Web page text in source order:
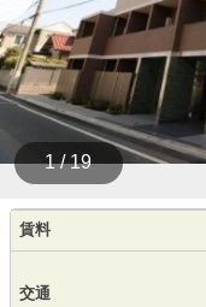
1 / 19
賃料
交通